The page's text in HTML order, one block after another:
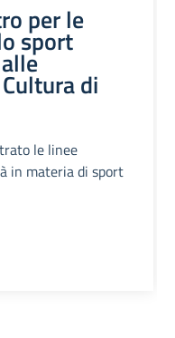
per le
sport
di
le linee
in materia di sport